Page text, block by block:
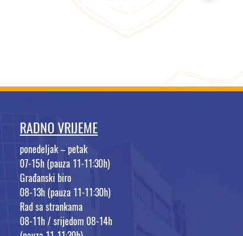
RADNO VRIJEME
ponedeljak – petak
07-15h (pauza 11-11:30h)
Građanski biro
08-13h (pauza 11-11:30h)
Rad sa strankama
08-11h / srijedom 08-14h